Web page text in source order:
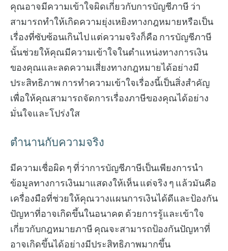
คุณอาจมีความเข้าใจผิดเกี่ยวกับการบัญชีภาษี ว่า
สามารถทำให้เกิดความยุ่งเหยิงทางกฎหมายหรือเป็น
เรื่องที่ซับซ้อนเกินไป แต่ความจริงก็คือ การบัญชีภาษี
นั้นช่วยให้คุณมีความเข้าใจในตำแหน่งทางการเงิน
ของคุณและลดความเสี่ยงทางกฎหมายได้อย่างมี
ประสิทธิภาพ การทำความเข้าใจเรื่องนี้เป็นสิ่งสำคัญ
เพื่อให้คุณสามารถจัดการเรื่องภาษีของคุณได้อย่าง
มั่นใจและโปร่งใส
ตำนานกับความจริง
มีความเชื่อผิด ๆ ที่ว่าการบัญชีภาษีเป็นเพียงการนำ
ข้อมูลทางการเงินมาแสดงให้เห็น แต่จริง ๆ แล้วมันคือ
เครื่องมือที่ช่วยให้คุณวางแผนการเงินได้ดีและป้องกัน
ปัญหาที่อาจเกิดขึ้นในอนาคต ด้วยการรู้และเข้าใจ
เกี่ยวกับกฎหมายภาษี คุณจะสามารถป้องกันปัญหาที่
อาจเกิดขึ้นได้อย่างมีประสิทธิภาพมากขึ้น